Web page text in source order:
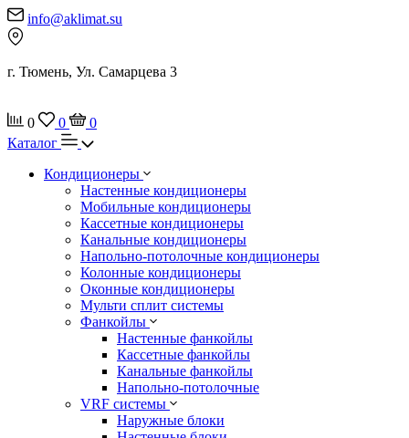
info@aklimat.su
г. Тюмень, Ул. Самарцева 3
0 0
0
Каталог
Кондиционеры
Настенные кондиционеры
Мобильные кондиционеры
Кассетные кондиционеры
Канальные кондиционеры
Напольно-потолочные кондиционеры
Колонные кондиционеры
Оконные кондиционеры
Мульти сплит системы
Фанкойлы
Настенные фанкойлы
Кассетные фанкойлы
Канальные фанкойлы
Напольно-потолочные
VRF системы
Наружные блоки